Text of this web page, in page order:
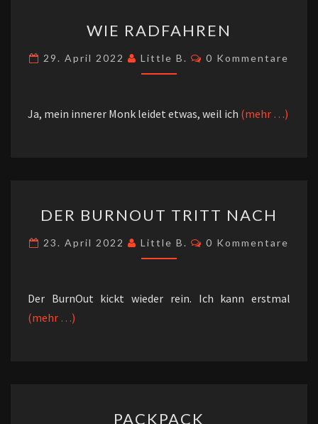
RADFAHREN
WIE RADFAHREN
29. April 2022 Little B. Kommentare
0 Kommentare
Ja, mein innerer Monk leidet etwas, weil ich (mehr …)
BURNOUT
TRITT
NACH
DER BURNOUT TRITT NACH
23. April 2022 Little B. Kommentare
0 Kommentare
Der BurnOut kickt wieder rein. Ich kann erstmal
(mehr …)
PACKPACK